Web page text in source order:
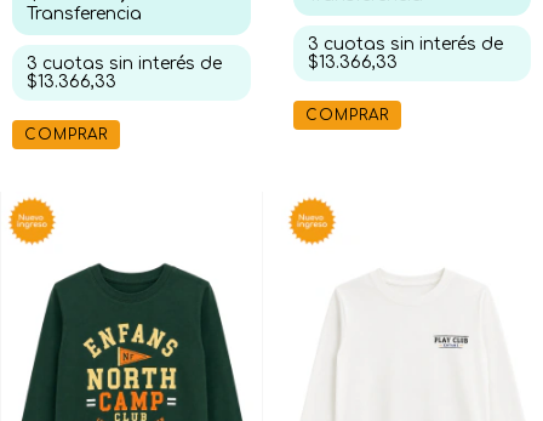
Transferencia
3 cuotas sin interés de
$13.366,33
COMPRAR
3 cuotas sin interés de
$13.366,33
COMPRAR